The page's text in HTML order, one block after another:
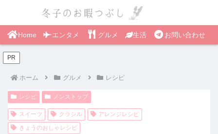
Home エンタメ グルメ 生活 お問い合わせ
PR
ホーム グルメ レシピ
レシピ ノンストップ
スイーツ クラシル
アレンジレシピ
きょうのおしゃレシピ